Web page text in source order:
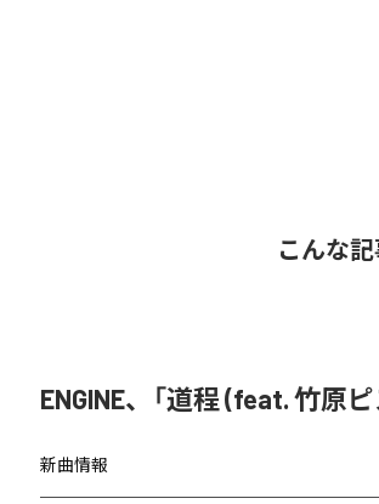
こんな
ENGINE、「道程 (feat. 竹原
新曲情報